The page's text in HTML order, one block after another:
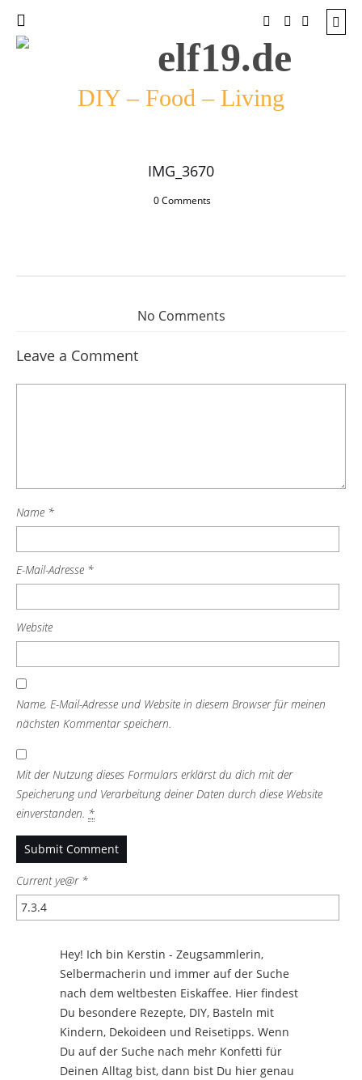
DIY – Food – Living
IMG_3670
0 Comments
No Comments
Leave a Comment
Name *
E-Mail-Adresse *
Website
Name, E-Mail-Adresse und Website in diesem Browser für meinen
nächsten Kommentar speichern.
Mit der Nutzung dieses Formulars erklärst du dich mit der
Speicherung und Verarbeitung deiner Daten durch diese Website
einverstanden. *
Current ye@r *
Hey! Ich bin Kerstin - Zeugsammlerin,
Selbermacherin und immer auf der Suche
nach dem weltbesten Eiskaffee. Hier findest
Du besondere Rezepte, DIY, Basteln mit
Kindern, Dekoideen und Reisetipps. Wenn
Du auf der Suche nach mehr Konfetti für
Deinen Alltag bist, dann bist Du hier genau